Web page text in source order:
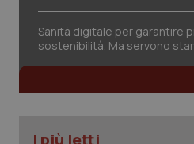
Sanità digitale per garantire
sostenibilità. Ma servono
I più letti